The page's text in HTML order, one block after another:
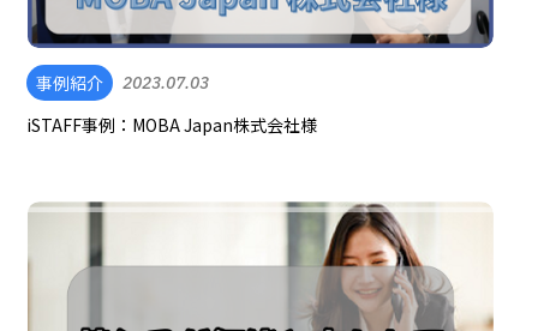
事例紹介 2023.07.03
iSTAFF事例：MOBA Japan株式会社様